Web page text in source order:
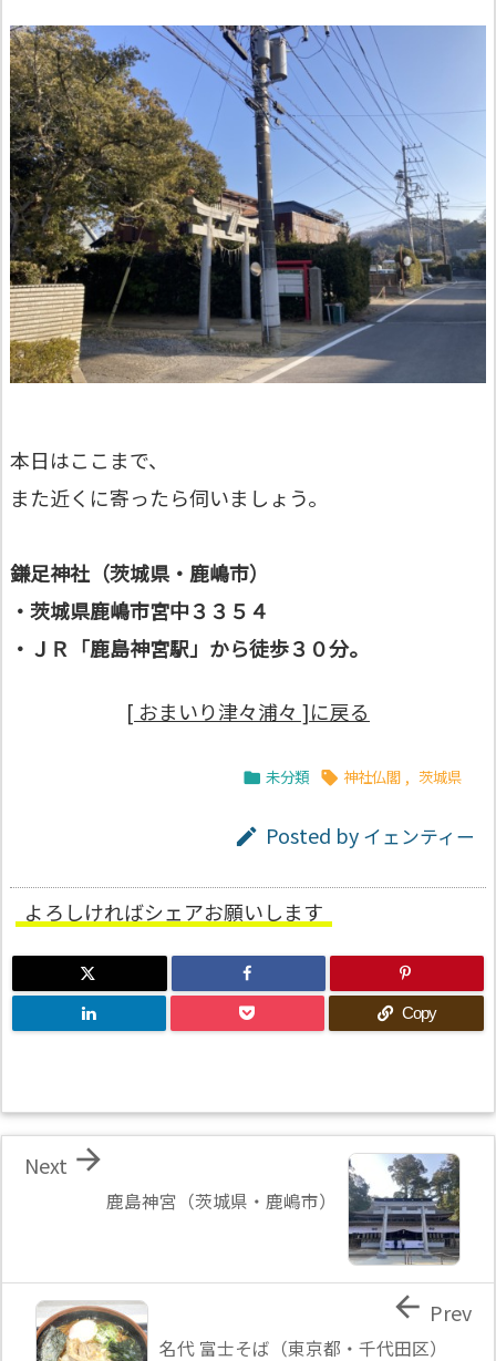
本日はここまで、
また近くに寄ったら伺いましょう。
鎌足神社（茨城県・鹿嶋市）
・茨城県鹿嶋市宮中３３５４
・ＪＲ「鹿島神宮駅」から徒歩３０分。
[ おまいり津々浦々 ]に戻る
 未分類  神社仏閣 , 茨城県
 Posted by イェンティー
よろしければシェアお願いします
Copy
鹿島神宮（茨城県・鹿嶋市）

Next
名代 富士そば（東京都・千代田区）
 Prev